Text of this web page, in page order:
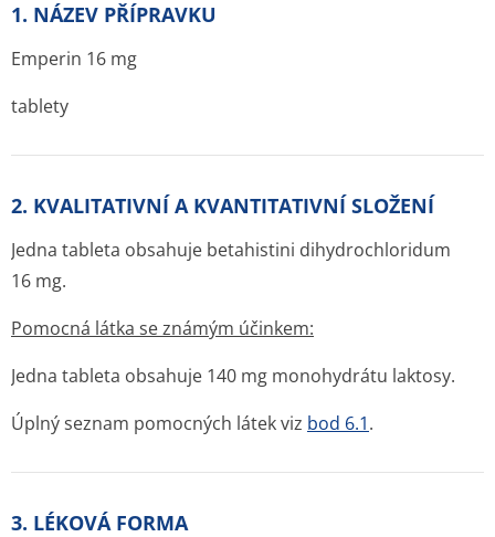
1. NÁZEV PŘÍPRAVKU
Emperin 16 mg
tablety
2. KVALITATIVNÍ A KVANTITATIVNÍ SLOŽENÍ
Jedna tableta obsahuje betahistini dihydrochloridum
16 mg.
Pomocná látka se známým účinkem:
Jedna tableta obsahuje 140 mg monohydrátu laktosy.
Úplný seznam pomocných látek viz bod 6.1.
3. LÉKOVÁ FORMA